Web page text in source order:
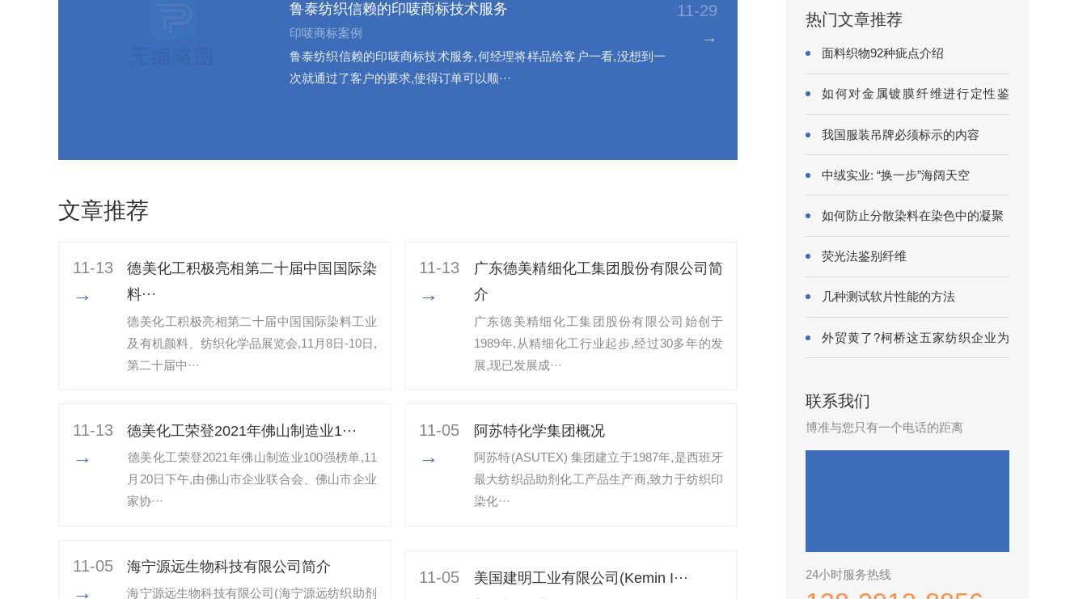
鲁泰纺织信赖的印唛商标技术服务
印唛商标案例
鲁泰纺织信赖的印唛商标技术服务,何经理将样品给客户一看,没想到一
次就通过了客户的要求,使得订单可以顺···
11-29
→
文章推荐
11-13
→
德美化工积极亮相第二十届中国国际染
料···
德美化工积极亮相第二十届中国国际染料工业
及有机颜料、纺织化学品展览会,11月8日-10日,
第二十届中···
11-13
→
广东德美精细化工集团股份有限公司简
介
广东德美精细化工集团股份有限公司始创于
1989年,从精细化工行业起步,经过30多年的发
展,现已发展成···
11-13
→
​德美化工荣登2021年佛山制造业1···
​德美化工荣登2021年佛山制造业100强榜单,11
月20日下午,由佛山市企业联合会、佛山市企业
家协···
11-05
→
阿苏特化学集团概况
阿苏特(ASUTEX) 集团建立于1987年,是西班牙
最大纺织品助剂化工产品生产商,致力于纺织印
染化···
11-05
→
海宁源远生物科技有限公司简介
海宁源远生物科技有限公司(海宁源远纺织助剂
11-05 美国建明工业有限公司(Kemin I···
热门文章推荐
面料织物92种疵点介绍
如何对金属镀膜纤维进行定性鉴
别?
我国服装吊牌必须标示的内容
中绒实业: “换一步”海阔天空
如何防止分散染料在染色中的凝聚
荧光法鉴别纤维
几种测试软片性能的方法
外贸黄了?柯桥这五家纺织企业为
何底气···
联系我们
博准与您只有一个电话的距离
24小时服务热线